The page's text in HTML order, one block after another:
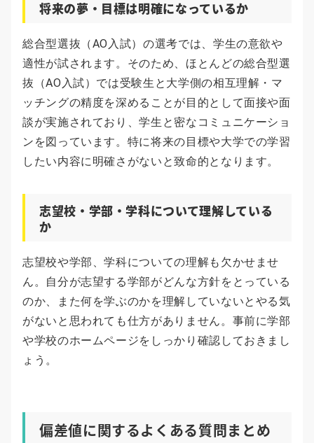
将来の夢・目標は明確になっているか
総合型選抜（AO入試）の選考では、学生の意欲や
適性が試されます。そのため、ほとんどの総合型選
抜（AO入試）では受験生と大学側の相互理解・マ
ッチングの精度を深めることが目的として面接や面
談が実施されており、学生と密なコミュニケーショ
ンを図っています。特に将来の目標や大学での学習
したい内容に明確さがないと致命的となります。
志望校・学部・学科について理解している
か
志望校や学部、学科についての理解も欠かせませ
ん。自分が志望する学部がどんな方針をとっている
のか、また何を学ぶのかを理解していないとやる気
がないと思われても仕方がありません。事前に学部
や学校のホームページをしっかり確認しておきまし
ょう。
偏差値に関するよくある質問まとめ